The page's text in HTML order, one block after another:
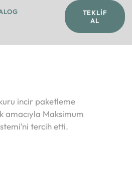
TEKLIF
AL
incir paketleme
Maksimum
tercih etti.